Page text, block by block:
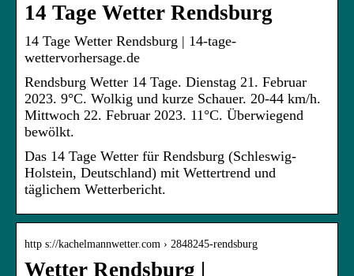
14 Tage Wetter Rendsburg
14 Tage Wetter Rendsburg | 14-tage-
wettervorhersage.de
Rendsburg Wetter 14 Tage. Dienstag 21. Februar
2023. 9°C. Wolkig und kurze Schauer. 20-44 km/h.
Mittwoch 22. Februar 2023. 11°C. Überwiegend
bewölkt.
Das 14 Tage Wetter für Rendsburg (Schleswig-
Holstein, Deutschland) mit Wettertrend und
täglichem Wetterbericht.
http s://kachelmannwetter.com › 2848245-rendsburg
Wetter Rendsburg |